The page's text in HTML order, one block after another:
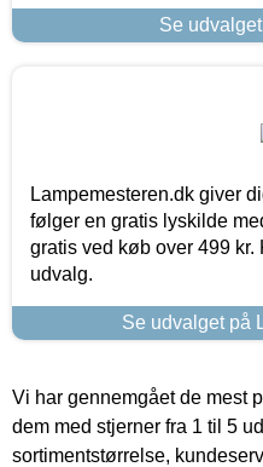
Se
Lampemesteren.dk giver
følger en gratis lyskilde
gratis ved køb over 499 kr.
udvalg.
Se udvalget på
Vi har gennemgået de mest
dem med stjerner fra 1 til 5
sortimentstørrelse,